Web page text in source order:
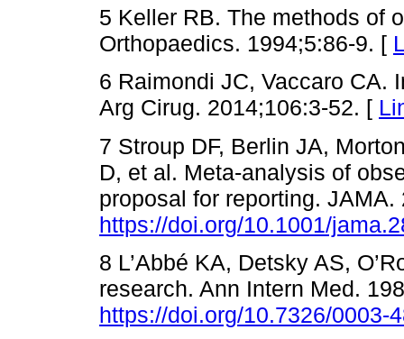
5 Keller RB. The methods of
Orthopaedics. 1994;5:86-9. [
6 Raimondi JC, Vaccaro CA.
Arg Cirug. 2014;106:3-52. [
7 Stroup DF, Berlin JA,
D, et al. Meta-analysis of
proposal for reporting.
https://doi.org/10.1001/
8 L’Abbé KA, Detsky AS,
research. Ann Intern Med.
https://doi.org/10.7326/0003-